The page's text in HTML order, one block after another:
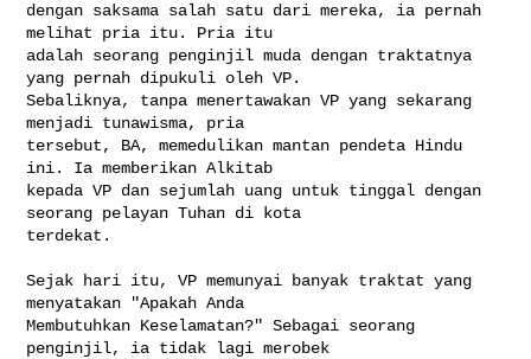
dengan saksama salah satu dari mereka, ia pernah
melihat pria itu. Pria itu
adalah seorang penginjil muda dengan traktatnya
yang pernah dipukuli oleh VP.
Sebaliknya, tanpa menertawakan VP yang sekarang
menjadi tunawisma, pria
tersebut, BA, memedulikan mantan pendeta Hindu
ini. Ia memberikan Alkitab
kepada VP dan sejumlah uang untuk tinggal dengan
seorang pelayan Tuhan di kota
terdekat.
Sejak hari itu, VP memunyai banyak traktat yang
menyatakan "Apakah Anda
Membutuhkan Keselamatan?" Sebagai seorang
penginjil, ia tidak lagi merobek